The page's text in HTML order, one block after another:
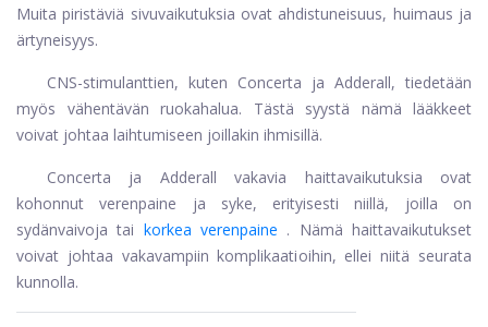
Muita piristäviä sivuvaikutuksia ovat ahdistuneisuus, huimaus ja
ärtyneisyys.
CNS-stimulanttien, kuten Concerta ja Adderall, tiedetään
myös vähentävän ruokahalua. Tästä syystä nämä lääkkeet
voivat johtaa laihtumiseen joillakin ihmisillä.
Concerta ja Adderall vakavia haittavaikutuksia ovat
kohonnut verenpaine ja syke, erityisesti niillä, joilla on
sydänvaivoja tai korkea verenpaine . Nämä haittavaikutukset
voivat johtaa vakavampiin komplikaatioihin, ellei niitä seurata
kunnolla.